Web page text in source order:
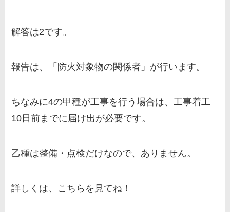
解答は2です。
報告は、「 防火対象物の関係者 」が行います。
ちなみに4の甲種が工事を行う場合は、工事着工
10日前までに届け出が必要です。
乙種は整備・点検だけなので、ありません。
詳しくは、こちらを見てね！